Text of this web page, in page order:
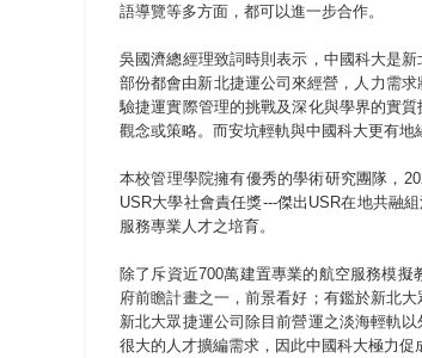
語導覽等多方面，都可以進一步合作。
吳國濟總經理致詞時則表示，中國科大是
部份都會由新北捷運公司來經營，人力需
驗捷運實際管理的挑戰及深化與學界的實
觀念或策略。而安坑輕軌與中國科大更有地
本校管理學院擁有優秀的學術研究團隊，
USR大學社會責任獎---傑出USR在地共融
服務專業人才之培育。
除了斥資近700萬建置專業的航空服務模
府前瞻計畫之一，前景看好；有鑑於新北
新北大眾捷運公司除目前營運之淡海輕軌
很大的人才擴編需求，因此中國科大極力促